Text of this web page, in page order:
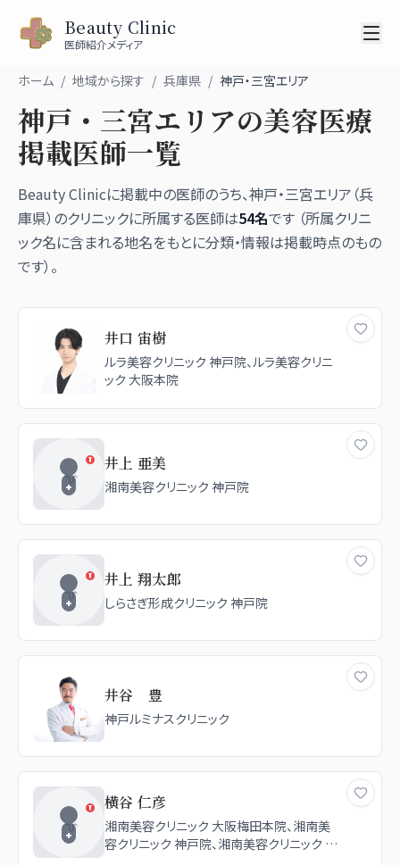
Beauty Clinic
医師紹介メディア
ホーム / 地域から探す / 兵庫県 / 神戸・三宮エリア
神戸・三宮エリアの美容医療
掲載医師一覧
Beauty Clinicに掲載中の医師のうち、神戸・三宮エリア（兵
庫県）のクリニックに所属する医師は54名です （所属クリニ
ック名に含まれる地名をもとに分類・情報は掲載時点のもの
です）。
井口 宙樹
ルラ美容クリニック 神戸院、ルラ美容クリニ
ック 大阪本院
井上 亜美
湘南美容クリニック 神戸院
井上 翔太郎
しらさぎ形成クリニック 神戸院
井谷 豊
神戸ルミナスクリニック
横谷 仁彦
湘南美容クリニック 大阪梅田本院、湘南美
容クリニック 神戸院、湘南美容クリニック 大